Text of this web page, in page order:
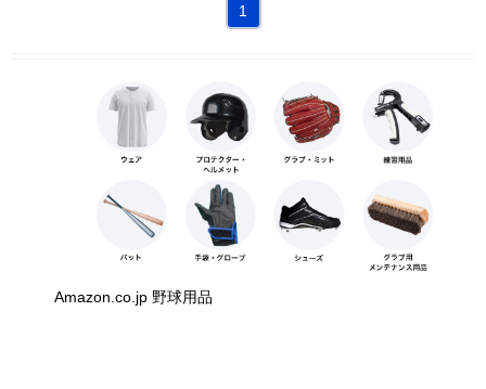
1
Amazon.co.jp 野球用品